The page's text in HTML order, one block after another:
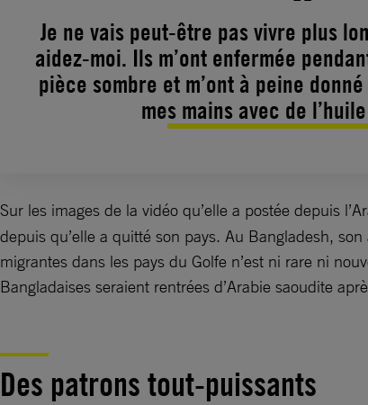
Je ne vais peut-être pas vivre plus
aidez-moi. Ils m’ont enfermée
pièce sombre et m’ont à peine
mes mains avec de
Sur les images de la vidéo qu’elle a postée depuis
depuis qu’elle a quitté son pays. Au Bangladesh,
migrantes dans les pays du Golfe n’est ni rare ni
Bangladaises seraient rentrées d’Arabie saoudite
Des patrons tout-puissants